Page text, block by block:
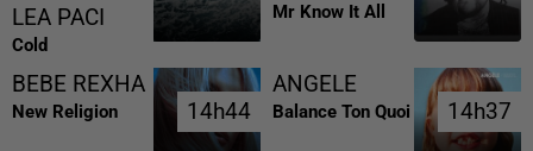
LEA PACI
Cold
Mr Know It All
BEBE REXHA
New Religion 14h44
14h44
ANGELE
Balance Ton Quoi 14h37
14h37